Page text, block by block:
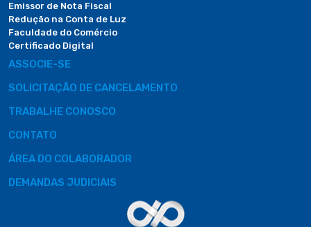
Emissor de Nota Fiscal
Redução na Conta de Luz
Faculdade do Comércio
Certificado Digital
ASSOCIE-SE
SOLICITAÇÃO DE CANCELAMENTO
TRABALHE CONOSCO
CONTATO
ÁREA DO COLABORADOR
DEMANDAS JUDICIAIS